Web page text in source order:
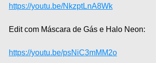
https://youtu.be/NkzptLnA8Wk
Edit com Máscara de Gás e Halo Neon:
https://youtu.be/psNiC3mMM2o